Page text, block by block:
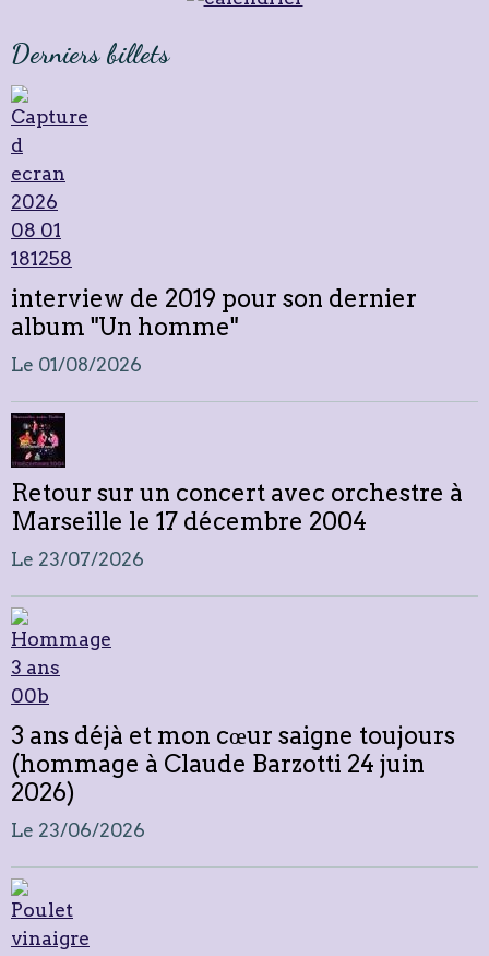
Derniers billets
interview de 2019 pour son dernier
album "Un homme"
Le 01/08/2026
Retour sur un concert avec orchestre à
Marseille le 17 décembre 2004
Le 23/07/2026
3 ans déjà et mon cœur saigne toujours
(hommage à Claude Barzotti 24 juin
2026)
Le 23/06/2026